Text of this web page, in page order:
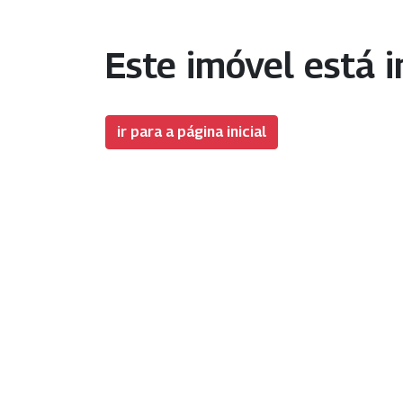
Este imóvel está
ir para a página inicial